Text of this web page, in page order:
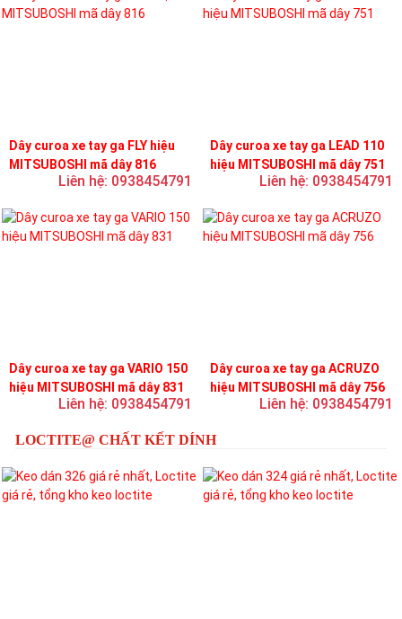
Dây curoa xe tay ga FLY hiệu
MITSUBOSHI mã dây 816
Liên hệ: 0938454791
Dây curoa xe tay ga LEAD 110
hiệu MITSUBOSHI mã dây 751
Liên hệ: 0938454791
Dây curoa xe tay ga VARIO 150
hiệu MITSUBOSHI mã dây 831
Liên hệ: 0938454791
Dây curoa xe tay ga ACRUZO
hiệu MITSUBOSHI mã dây 756
Liên hệ: 0938454791
LOCTITE@ CHẤT KẾT DÍNH